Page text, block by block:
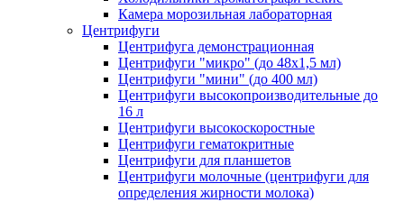
Камера морозильная лабораторная
Центрифуги
Центрифуга демонстрационная
Центрифуги "микро" (до 48x1,5 мл)
Центрифуги "мини" (до 400 мл)
Центрифуги высокопроизводительные до
16 л
Центрифуги высокоскоростные
Центрифуги гематокритные
Центрифуги для планшетов
Центрифуги молочные (центрифуги для
определения жирности молока)